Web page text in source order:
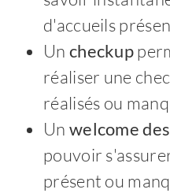
d'accueils
Un checkup
réaliser une
réalisés ou
Un welcome
pouvoir
présent ou